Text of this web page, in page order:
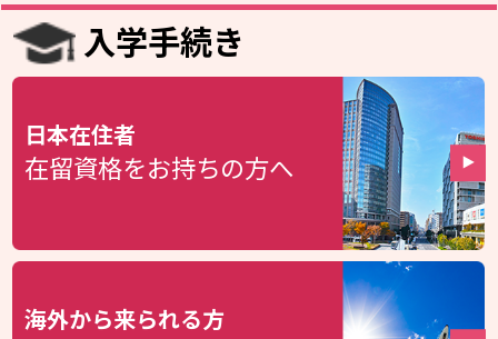
入学手続き
日本在住者
在留資格をお持ちの方へ
海外から来られる方